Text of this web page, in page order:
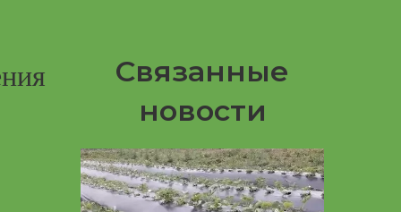
Связанные
новости